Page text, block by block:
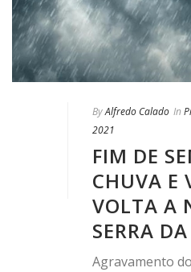
ByAlfredo Calado In
2021
FIM DE
CHUVA E
VOLTA A
SERRA
Agravamento